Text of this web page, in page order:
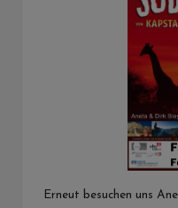
Erneut besuchen uns